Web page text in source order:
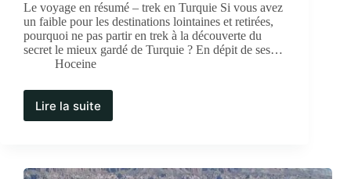
Le voyage en résumé – trek en Turquie Si vous avez
un faible pour les destinations lointaines et retirées,
pourquoi ne pas partir en trek à la découverte du
secret le mieux gardé de Turquie ? En dépit de ses…
Hoceine
Lire la suite